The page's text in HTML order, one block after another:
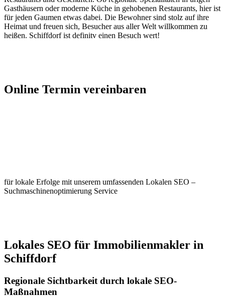
Gasthäusern oder moderne Küche in gehobenen Restaurants, hier ist
für jeden Gaumen etwas dabei. Die Bewohner sind stolz auf ihre
Heimat und freuen sich, Besucher aus aller Welt willkommen zu
heißen. Schiffdorf ist definitv einen Besuch wert!
Online Termin vereinbaren
für lokale Erfolge mit unserem umfassenden Lokalen SEO –
Suchmaschinenoptimierung Service
Lokales SEO für Immobilienmakler in
Schiffdorf
Regionale Sichtbarkeit durch lokale SEO-
Maßnahmen